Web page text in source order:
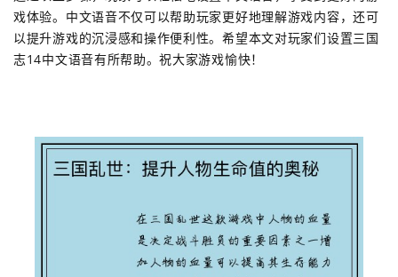
戏体验。中文语音不仅可以帮助玩家更好地理解游戏内容，还可
以提升游戏的沉浸感和操作便利性。希望本文对玩家们设置三国
志14中文语音有所帮助。祝大家游戏愉快！